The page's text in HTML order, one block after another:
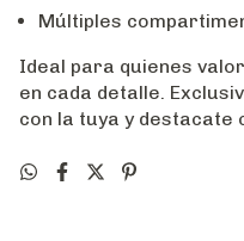
Múltiples
Ideal para quienes
en cada detalle.
con la tuya y destacate